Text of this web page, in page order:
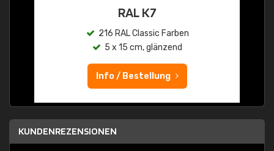
RAL K7
216 RAL Classic Farben
5 x 15 cm, glänzend
Info / Bestellung
KUNDENREZENSIONEN